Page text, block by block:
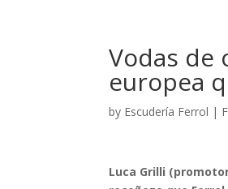
Vodas de
europea
by Escudería Ferrol |
Luca Grilli